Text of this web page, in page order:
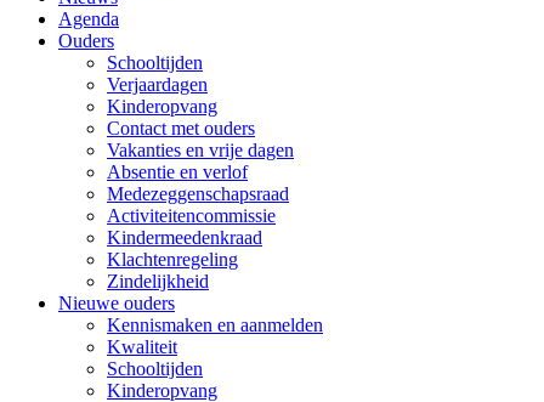
Agenda
Ouders
Schooltijden
Verjaardagen
Kinderopvang
Contact met ouders
Vakanties en vrije dagen
Absentie en verlof
Medezeggenschapsraad
Activiteitencommissie
Kindermeedenkraad
Klachtenregeling
Zindelijkheid
Nieuwe ouders
Kennismaken en aanmelden
Kwaliteit
Schooltijden
Kinderopvang